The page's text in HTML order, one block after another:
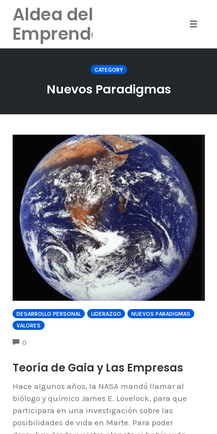
content
Aldea del
Emprendedor
CATEGORY
Nuevos Paradigmas
DESARROLLO PERSONAL LIDERAZGO
NUEVOS PARADIGMAS
VALORES
0
Teoría de Gaia y Las Empresas
Hace algunos años, la NASA mandó llamar al
biólogo y químico James E. Lovelock, para que
participara en una investigación sobre las
posibilidades de vida en Marte. Para poder